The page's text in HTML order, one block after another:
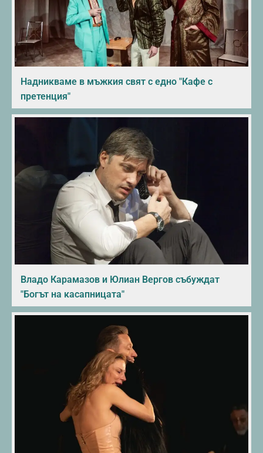
Надникваме в мъжкия свят с едно "Кафе с
претенция"
Владо Карамазов и Юлиан Вергов събуждат
"Богът на касапницата"